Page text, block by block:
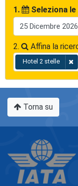
1. Seleziona
2. Affina la
Hotel 2 stelle
Torna su